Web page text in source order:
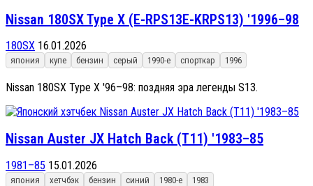
Nissan 180SX Type X (E-RPS13E-KRPS13) '1996–98
180SX 16.01.2026
япония купе бензин серый 1990-е спорткар 1996
Nissan 180SX Type X '96–98: поздняя эра легенды S13.
Nissan Auster JX Hatch Back (T11) '1983–85
1981–85 15.01.2026
япония хетчбэк бензин синий 1980-е 1983